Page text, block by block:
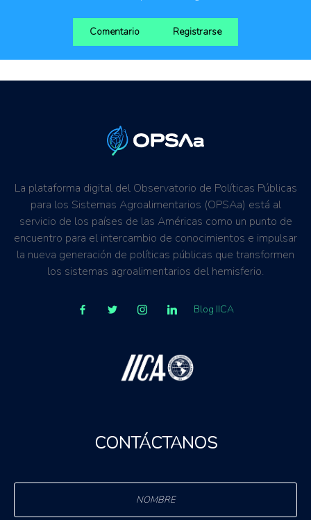
Comentario Registrarse
La plataforma digital del Observatorio de Políticas Públicas
para los Sistemas Agroalimentarios (OPSAa) está al
servicio de los países de las Américas como un punto de
encuentro para el intercambio de conocimientos e impulsar
la nueva generación de políticas públicas que transformen
los sistemas agroalimentarios del hemisferio.
Blog IICA
CONTÁCTANOS